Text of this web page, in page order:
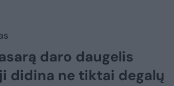
daro daugelis
didina ne tiktai degalų